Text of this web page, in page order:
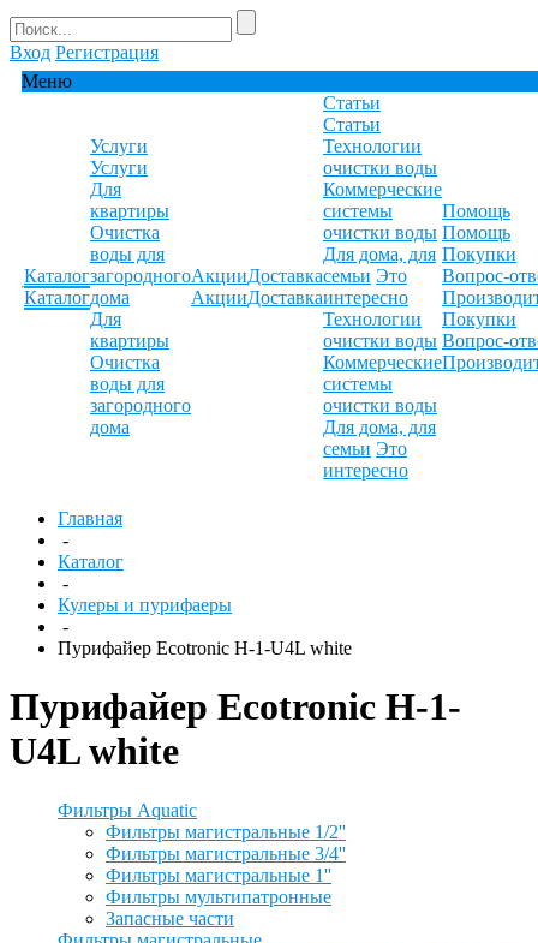
Вход Регистрация
Меню
Каталог
Каталог
Услуги
Услуги
Для
квартиры
Очистка
воды для
загородного
дома
Для
квартиры
Очистка
воды для
загородного
дома
Акции
Акции
Доставка
Доставка
Статьи
Статьи
Технологии
очистки воды
Коммерческие
системы
очистки воды
Для дома, для
семьи Это
интересно
Технологии
очистки воды
Коммерческие
системы
очистки воды
Для дома, для
семьи Это
интересно
Помощь
Помощь
Покупки
Вопрос-
Покупки
Вопрос-
Главная
-
Каталог
-
Кулеры и пурифаеры
-
Пурифайер Ecotronic H-1-U4L white
Пурифайер Ecotronic H-1-
U4L white
Фильтры Aquatic
Фильтры магистральные 1/2''
Фильтры магистральные 3/4''
Фильтры магистральные 1''
Фильтры мультипатронные
Запасные части